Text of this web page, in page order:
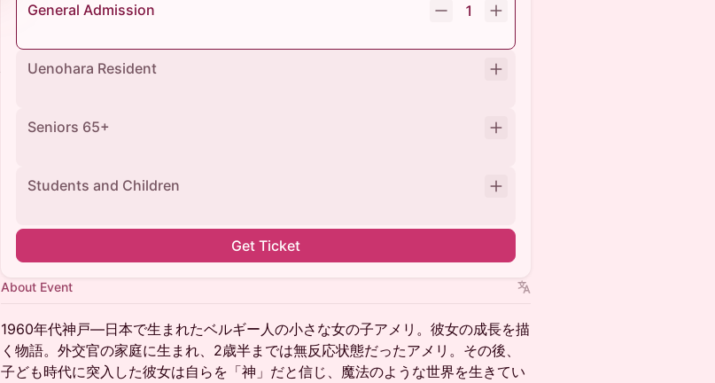
General Admission
1
Uenohara Resident
Seniors 65+
Students and Children
Get Ticket
About Event
1960年代神戸—日本で生まれたベルギー人の小さな女の子アメリ。彼女の成長を描
く物語。外交官の家庭に生まれ、2歳半までは無反応状態だったアメリ。その後、
子ども時代に突入した彼女は自らを「神」だと信じ、魔法のような世界を生きてい